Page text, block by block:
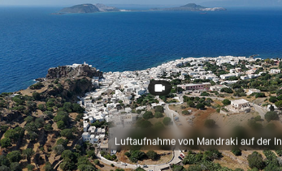
Luftaufnahme von Mandraki auf der